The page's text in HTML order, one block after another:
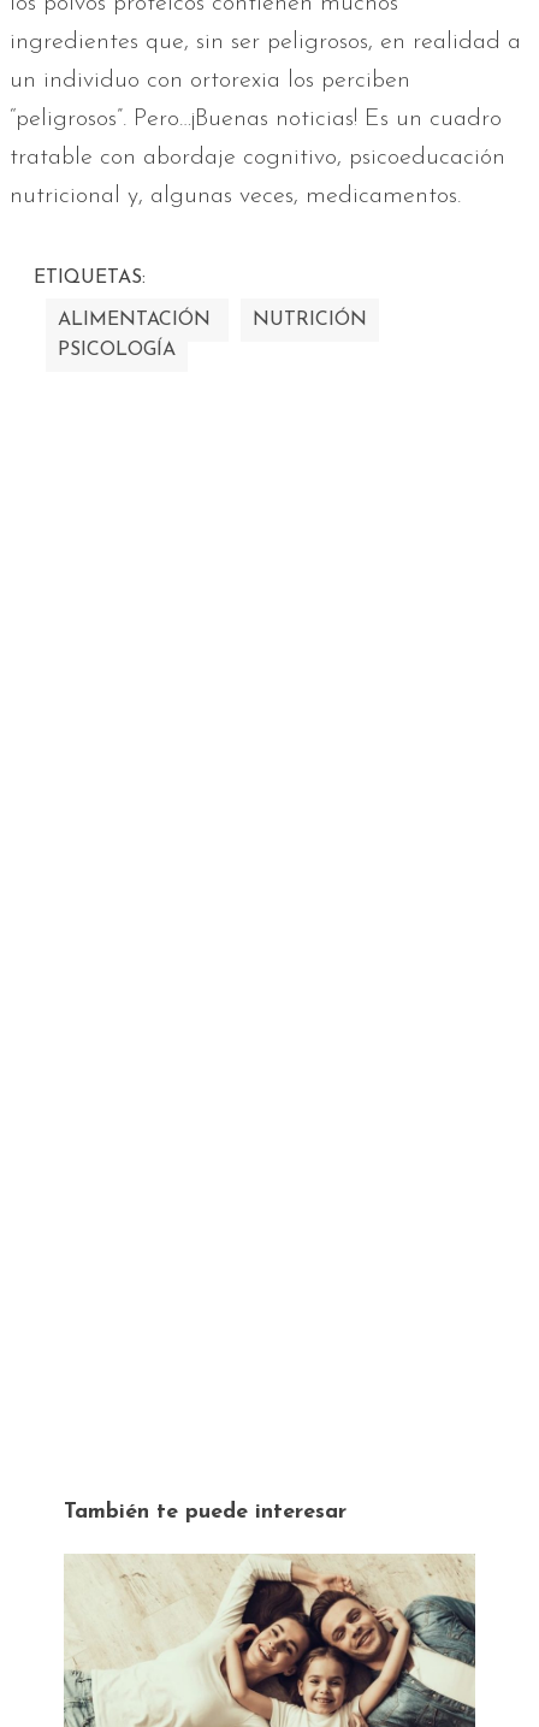
ingredientes que, sin ser peligrosos, en realidad a
un individuo con ortorexia los perciben
“peligrosos”. Pero…¡Buenas noticias! Es un cuadro
tratable con abordaje cognitivo, psicoeducación
nutricional y, algunas veces, medicamentos.
ETIQUETAS:
ALIMENTACIÓN
NUTRICIÓN
PSICOLOGÍA
También te puede interesar